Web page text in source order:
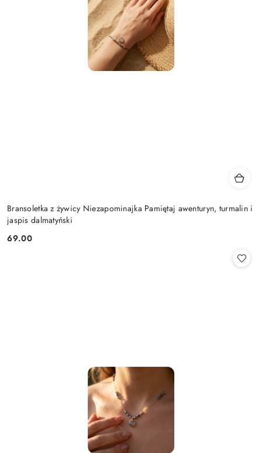
Bransoletka z żywicy Niezapominajka Pamiętaj awenturyn, turmalin i
jaspis dalmatyński
Cena:
69.00